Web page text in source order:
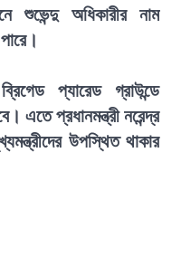
শুভেন্দু অধিকারীর নাম
প্যারেড গ্রাউন্ডে
প্রধানমন্ত্রী নরেন্দ্র
উপস্থিত থাকার